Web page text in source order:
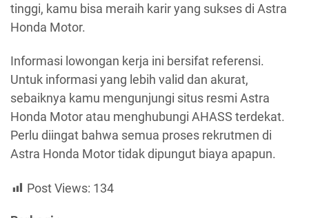
tinggi, kamu bisa meraih karir yang sukses di Astra
Honda Motor.
Informasi lowongan kerja ini bersifat referensi.
Untuk informasi yang lebih valid dan akurat,
sebaiknya kamu mengunjungi situs resmi Astra
Honda Motor atau menghubungi AHASS terdekat.
Perlu diingat bahwa semua proses rekrutmen di
Astra Honda Motor tidak dipungut biaya apapun.
Post Views: 134